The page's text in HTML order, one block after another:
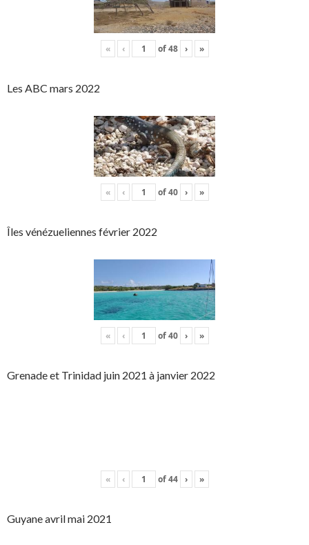
« ‹ of48 › »
Les ABC mars 2022
« ‹ of40 › »
Îles vénézueliennes février 2022
« ‹ of40 › »
Grenade et Trinidad juin 2021 à janvier 2022
« ‹ of44 › »
Guyane avril mai 2021